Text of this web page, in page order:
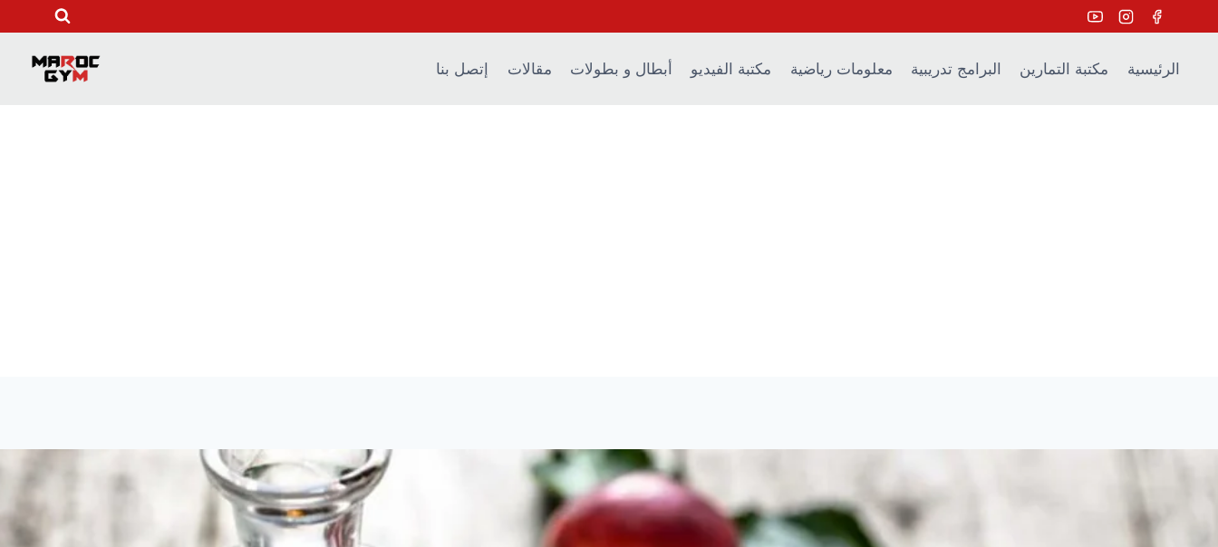
to
contentالرئيسية مكتبة التمارين البرامج تدريبية معلومات رياضية مكتبة الفيديو أبطال و بطولات مقالات إتصل بنا